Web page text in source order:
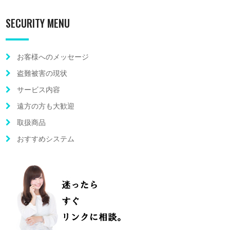
SECURITY MENU
お客様へのメッセージ
盗難被害の現状
サービス内容
遠方の方も大歓迎
取扱商品
おすすめシステム